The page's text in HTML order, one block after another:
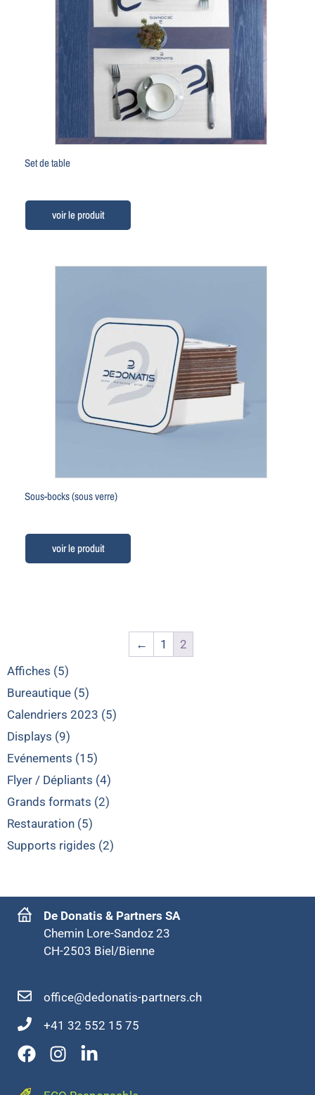
Affiches (5)
Bureautique (5)
Calendriers 2023 (5)
Displays (9)
Evénements (15)
Flyer / Dépliants (4)
Grands formats (2)
Restauration (5)
Supports rigides (2)
Set de table
Sous-bocks (sous verre)
← 1 2
De Donatis & Partners SA
Chemin Lore-Sandoz 23
CH-2503 Biel/Bienne
office@dedonatis-partners.ch
+41 32 552 15 75